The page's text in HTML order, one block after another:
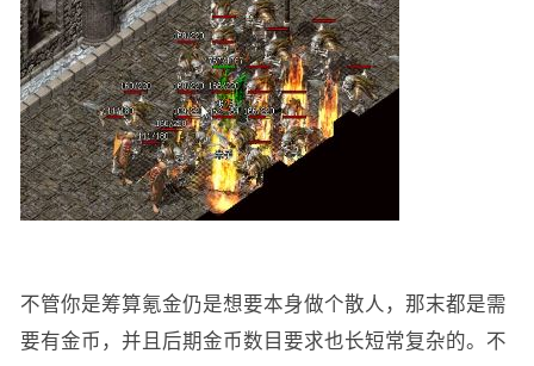
不管你是筹算氪金仍是想要本身做个散人，那末都是需
要有金币，并且后期金币数目要求也长短常复杂的。不